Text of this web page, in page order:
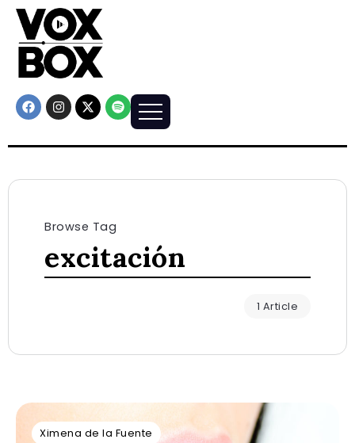
Browse Tag
excitación
1 Article
Ximena de la Fuente